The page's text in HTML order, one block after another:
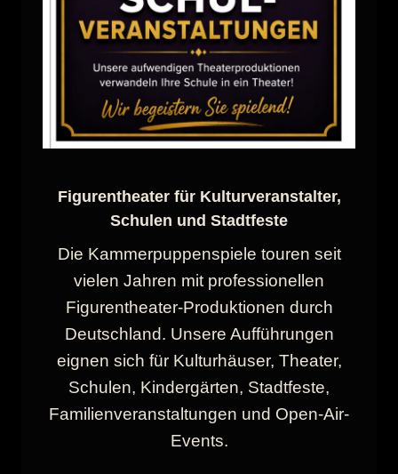
Figurentheater für Kulturveranstalter,
Schulen und Stadtfeste
Die Kammerpuppenspiele touren seit
vielen Jahren mit professionellen
Figurentheater-Produktionen durch
Deutschland. Unsere Aufführungen
eignen sich für Kulturhäuser, Theater,
Schulen, Kindergärten, Stadtfeste,
Familienveranstaltungen und Open-Air-
Events.